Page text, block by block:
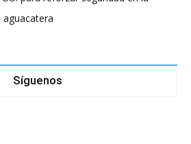
aguacatera
Síguenos